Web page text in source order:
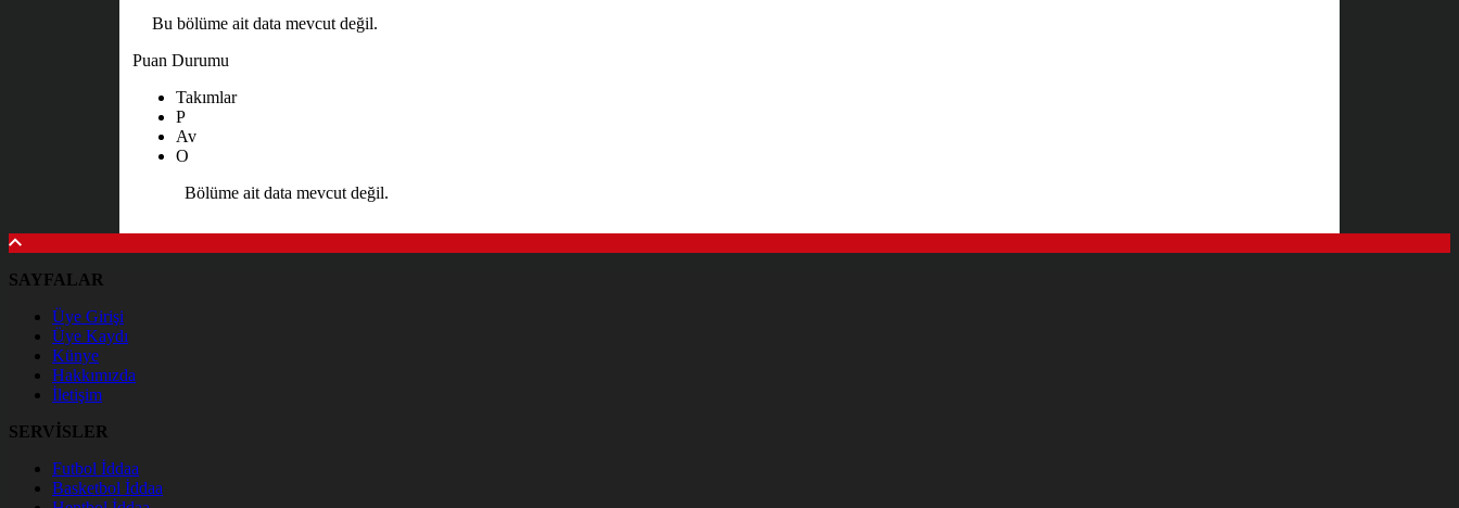
Bu bölüme ait data mevcut değil.
Puan Durumu
Takımlar
P
Av
O
Bölüme ait data mevcut değil.
SAYFALAR
Üye Girişi
Üye Kaydı
Künye
Hakkımızda
İletişim
SERVİSLER
Futbol İddaa
Basketbol İddaa